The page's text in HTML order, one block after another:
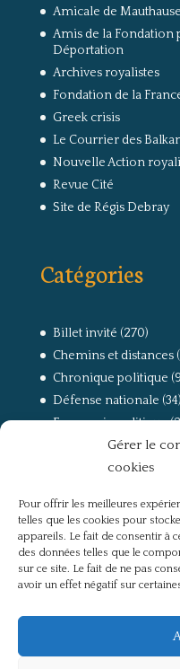
Gérer le
cookies
Pour offrir les meilleures
telles que les cookies pour
appareils. Le fait de consentir à
des données telles que le
sur ce site. Le fait de ne pas
avoir un effet négatif sur
Amicale de
Amis de la Fondation
Déportation
Archives royalistes
Fondation de la
Greek crisis
Le Courrier des
Nouvelle Action
Revue Cité
Site de Régis Debray
Catégories
Billet invité (270)
Chemins et distances
Chronique politique
Défense nationale (34)
Economie politique
(168)
La guerre, la
Non classé(42)
Partis politiques,
Présentation(4)
Références(57)